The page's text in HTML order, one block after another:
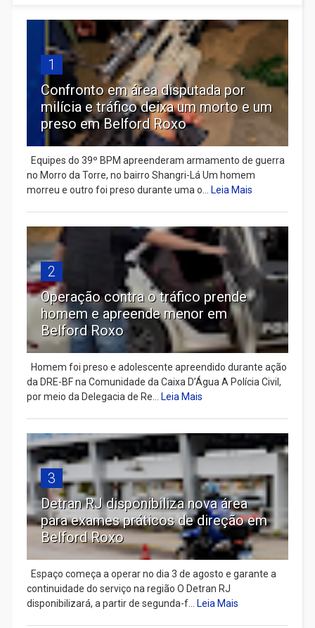
1
Confronto em área disputada por
milícia e tráfico deixa um morto e um
preso em Belford Roxo
Equipes do 39º BPM apreenderam armamento de guerra
no Morro da Torre, no bairro Shangri-Lá Um homem
morreu e outro foi preso durante uma o... Leia Mais
2
Operação contra o tráfico prende
homem e apreende menor em
Belford Roxo
Homem foi preso e adolescente apreendido durante ação
da DRE-BF na Comunidade da Caixa D’Água A Polícia Civil,
por meio da Delegacia de Re... Leia Mais
3
Detran RJ disponibiliza nova área
para exames práticos de direção em
Belford Roxo
Espaço começa a operar no dia 3 de agosto e garante a
continuidade do serviço na região O Detran RJ
disponibilizará, a partir de segunda-f... Leia Mais